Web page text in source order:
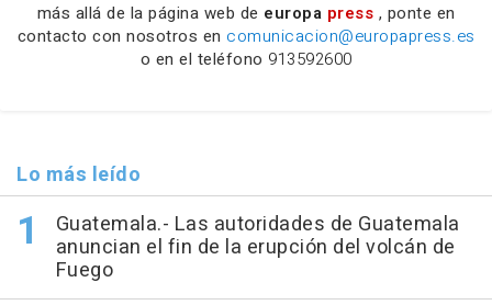
más allá de la página web de europa press , ponte en
contacto con nosotros en comunicacion@europapress.es
o en el teléfono 913592600
Lo más leído
Guatemala.- Las autoridades de Guatemala
anuncian el fin de la erupción del volcán de
Fuego